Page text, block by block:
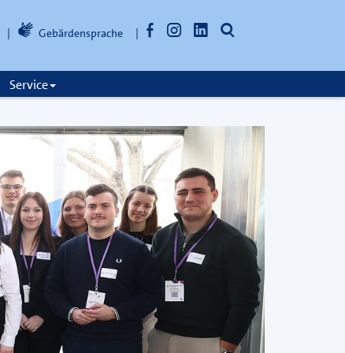
Gebärdensprache FacebookInstagramLinkedInSuche
Service